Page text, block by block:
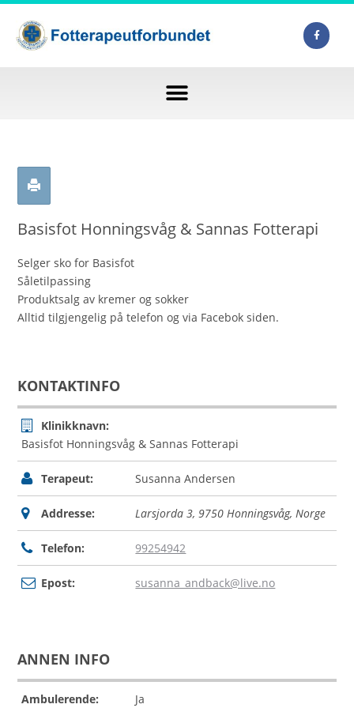
Basisfot Honningsvåg & Sannas Fotterapi
Selger sko for Basisfot
Såletilpassing
Produktsalg av kremer og sokker
Alltid tilgjengelig på telefon og via Facebok siden.
KONTAKTINFO
Klinikknavn:
Basisfot Honningsvåg & Sannas Fotterapi
Terapeut: Susanna Andersen
Addresse: Larsjorda 3, 9750 Honningsvåg, Norge
Telefon: 99254942
Epost: susanna_andback@live.no
ANNEN INFO
Ambulerende: Ja